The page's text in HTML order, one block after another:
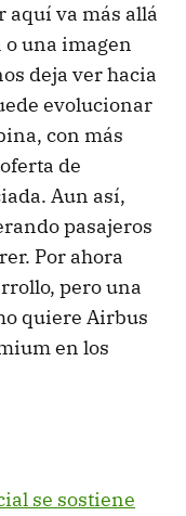
aquí va más allá
una imagen
deja ver hacia
evolucionar
con más
de
Aun así,
pasajeros
Por ahora
pero una
quiere Airbus
en los
se sostiene